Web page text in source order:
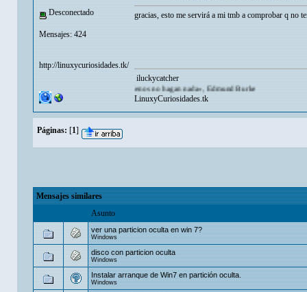
Desconectado
Mensajes: 424
http://linuxycuriosidades.tk/
gracias, esto me servirá a mi tmb a comprobar q no
iluckycatcher
para el triunfo del mal es que los buenos no hagan nada», Edmund Burke
LinuxyCuriosidades.tk
Páginas: [1]
Mensajes similares
Asunto
ver una particion oculta en win 7?
Windows
disco con particion oculta
Windows
Instalar arranque de Win7 en partición oculta.
Windows